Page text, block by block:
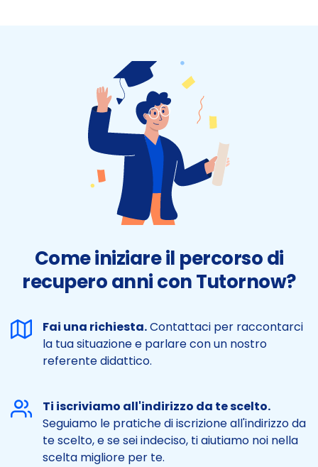
Come iniziare il percorso di
recupero anni con Tutornow?
Fai una richiesta.Contattaci per raccontarci
la tua situazione e parlare con un nostro
referente didattico.
Ti iscriviamo all'indirizzo da te scelto.
Seguiamo le pratiche di iscrizione all'indirizzo da
te scelto, e se sei indeciso, ti aiutiamo noi nella
scelta migliore per te.